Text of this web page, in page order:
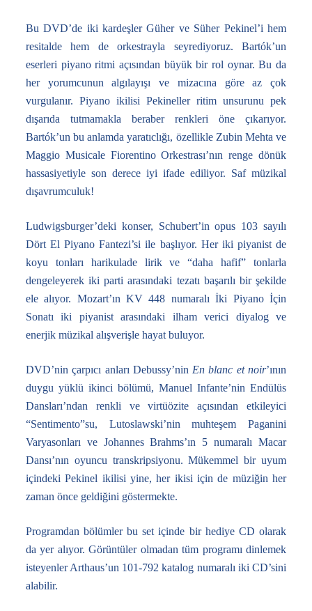
Bu DVD’de iki kardeşler Güher ve Süher Pekinel’i hem
resitalde hem de orkestrayla seyrediyoruz. Bartók’un
eserleri piyano ritmi açısından büyük bir rol oynar. Bu da
her yorumcunun algılayışı ve mizacına göre az çok
vurgulanır. Piyano ikilisi Pekineller ritim unsurunu pek
dışarıda tutmamakla beraber renkleri öne çıkarıyor.
Bartók’un bu anlamda yaratıclığı, özellikle Zubin Mehta ve
Maggio Musicale Fiorentino Orkestrası’nın renge dönük
hassasiyetiyle son derece iyi ifade ediliyor. Saf müzikal
dışavrumculuk!
Ludwigsburger’deki konser, Schubert’in opus 103 sayılı
Dört El Piyano Fantezi’si ile başlıyor. Her iki piyanist de
koyu tonları harikulade lirik ve “daha hafif” tonlarla
dengeleyerek iki parti arasındaki tezatı başarılı bir şekilde
ele alıyor. Mozart’ın KV 448 numaralı İki Piyano İçin
Sonatı iki piyanist arasındaki ilham verici diyalog ve
enerjik müzikal alışverişle hayat buluyor.
DVD’nin çarpıcı anları Debussy’nin En blanc et noir’ının
duygu yüklü ikinci bölümü, Manuel Infante’nin Endülüs
Dansları’ndan renkli ve virtüözite açısından etkileyici
“Sentimento”su, Lutoslawski’nin muhteşem Paganini
Varyasonları ve Johannes Brahms’ın 5 numaralı Macar
Dansı’nın oyuncu transkripsiyonu. Mükemmel bir uyum
içindeki Pekinel ikilisi yine, her ikisi için de müziğin her
zaman önce geldiğini göstermekte.
Programdan bölümler bu set içinde bir hediye CD olarak
da yer alıyor. Görüntüler olmadan tüm programı dinlemek
isteyenler Arthaus’un 101-792 katalog numaralı iki CD’sini
alabilir.